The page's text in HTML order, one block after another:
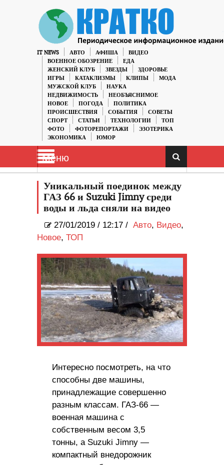
IT NEWS АВТО АФИША
ВИДЕО
ВОЕННОЕ ОБОЗРЕНИЕ
ЕДА
ЖЕНСКИЙ КЛУБ
ЗВЕЗДЫ
ЗДОРОВЬЕ
ИГРЫ
КАТАКЛИЗМЫ КЛИПЫ
МОДА
МУЖСКОЙ КЛУБ
НАУКА
НЕДВИЖИМОСТЬ
НЕОБЪЯСНИМОЕ
НОВОЕ
ПОГОДА
ПОЛИТИКА
ПРОИСШЕСТВИЯ
СОБЫТИЯ
СОВЕТЫ
СПОРТ
СТАТЬИ ТЕХНОЛОГИИ
ТОП
ФОТО
ФОТОРЕПОРТАЖИ
ЭЗОТЕРИКА
ЭКОНОМИКА
ЮМОР
Меню
Уникальный поединок между
ГАЗ 66 и Suzuki Jimny среди
воды и льда сняли на видео
27/01/2019 / 12:17 / Авто, Видео,
Новое, ТОП
Интересно посмотреть, на что
способны две машины,
принадлежащие совершенно
разным классам. ГАЗ-66 —
военная машина с
собственным весом 3,5
тонны, а Suzuki Jimny —
компактный внедорожник